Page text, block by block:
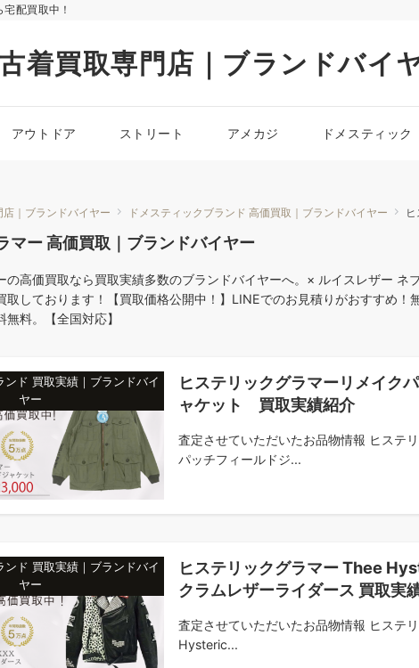
配買取中！
着買取専門店｜ブランドバイ
アウトドア ストリート アメカジ ドメスティック
｜ブランドバイヤー ドメスティックブランド 高価買取｜ブランドバイヤー
マー 高価買取｜ブランドバイヤー
の高価買取なら買取実績多数のブランドバイヤーへ。× ルイスレザー ネ
取しております！【買取価格公開中！】LINEでのお見積りがおすすめ！
料。【全国対応】
ンド 買取実績｜ブランドバイ
ヤー
ヒステリックグラマーリメイク
ャケット 買取実績紹介
査定させていただいたお品物情報 ヒステ
パッチフィールドジ...
ンド 買取実績｜ブランドバイ
ヤー
ヒステリックグラマー Thee
クラムレザーライダース 買取実
査定させていただいたお品物情報 ヒステ
Hysteric...